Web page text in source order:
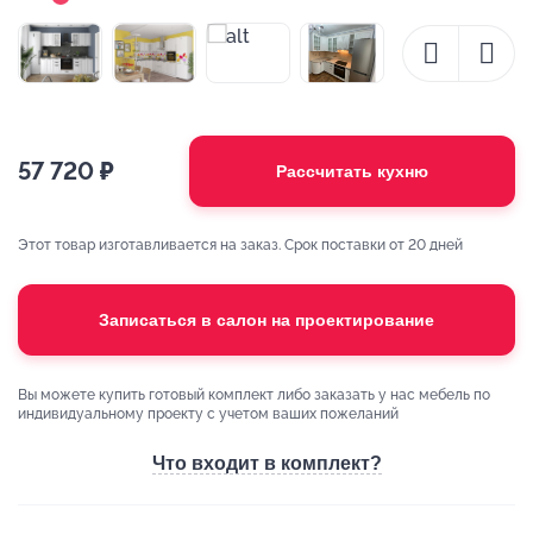
57 720 ₽ Рассчитать кухню
Этот товар изготавливается на заказ. Срок поставки от 20 дней
Записаться в салон на проектирование
Вы можете купить готовый комплект либо заказать у нас мебель по
индивидуальному проекту с учетом ваших пожеланий
Что входит в комплект?